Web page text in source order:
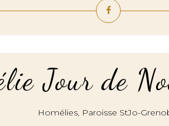
Jour de
Homélies, Paroisse StJo-